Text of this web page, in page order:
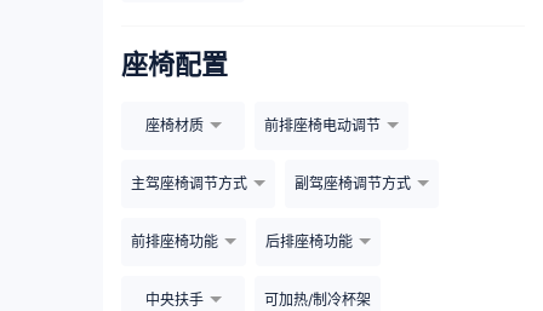
座椅配置
座椅材质 前排座椅电动调节
主驾座椅调节方式 副驾座椅调节方式
前排座椅功能 后排座椅功能
中央扶手 可加热/制冷杯架